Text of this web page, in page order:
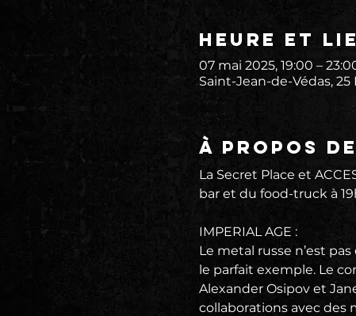
Heure et
07 mai 2025, 19:00 –
Saint-Jean-de-Védas,
À propos
La Secret Place et
bar et du food-truck à
IMPERIAL AGE :
Le metal russe n’est
le parfait exemple. Le
Alexander Osipov et
collaborations avec des